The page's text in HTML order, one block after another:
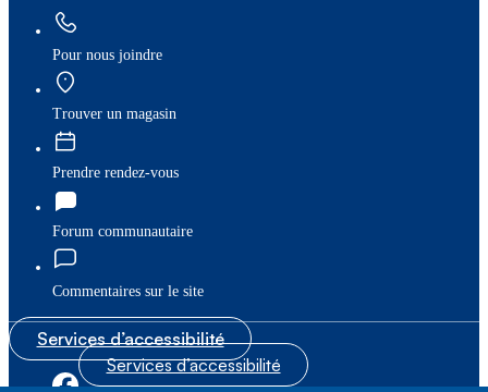
Pour nous joindre
Trouver un magasin
Prendre rendez-vous
Forum communautaire
Commentaires sur le site
Services d’accessibilité
Services d’accessibilité